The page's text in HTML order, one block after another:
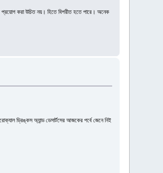
প্রয়োগ করা উচিত নয়। হিতে বিপরীত হতে পারে। অনেক
ড্রিঙ্কস অ্যান্ড ডেসার্টসের আজকের পর্বে জেনে নিই